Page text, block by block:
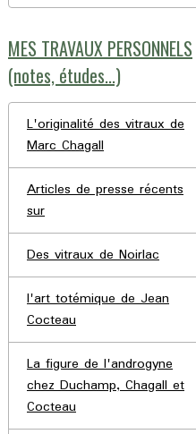
MES TRAVAUX PERSONNELS
(notes, études...)
L'originalité des vitraux de
Marc Chagall
Articles de presse récents
sur
Des vitraux de Noirlac
l'art totémique de Jean
Cocteau
La figure de l'androgyne
chez Duchamp, Chagall et
Cocteau